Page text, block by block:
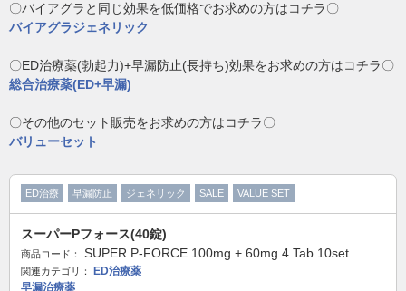
〇バイアグラと同じ効果を低価格でお求めの方はコチラ〇
バイアグラジェネリック
〇ED治療薬(勃起力)+早漏防止(長持ち)効果をお求めの方はコチラ〇
総合治療薬(ED+早漏)
〇その他のセット販売をお求めの方はコチラ〇
バリューセット
ED治療 早漏防止 ジェネリック SALE VALUE SET
スーパーPフォース(40錠)
商品コード： SUPER P-FORCE 100mg + 60mg 4 Tab 10set
関連カテゴリ：
ED治療薬
早漏治療薬